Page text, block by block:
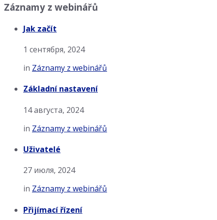
Záznamy z webinářů
Jak začít
1 сентября, 2024
in Záznamy z webinářů
Základní nastavení
14 августа, 2024
in Záznamy z webinářů
Uživatelé
27 июля, 2024
in Záznamy z webinářů
Přijímací řízení